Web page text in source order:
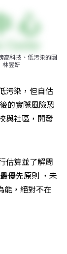
高科技、低污染的園
林昱妍
污染，但自估
的實際風險恐
與社區，開發
估算並了解周
優先原則 ，未
能，絕對不在